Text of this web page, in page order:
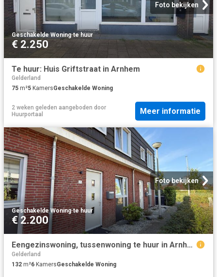
Foto bekijken
Geschakelde Woning·te huur
€ 2.250
Te huur: Huis Griftstraat in Arnhem
Gelderland
75 m²5 KamersGeschakelde Woning
2 weken geleden aangeboden door
Huurportaal
Meer informatie
Foto bekijken
Geschakelde Woning·te huur
€ 2.200
Eengezinswoning, tussenwoning te huur in Arnhem
Gelderland
132 m²6 KamersGeschakelde Woning